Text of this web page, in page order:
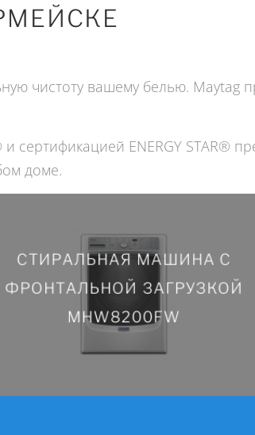
чистоту вашему белью. Maytag
сертификацией ENERGY STAR®
доме.
СТИРАЛЬНАЯ МАШИНА С
ФРОНТАЛЬНОЙ ЗАГРУЗКОЙ
MHW8200FW
СТИРАЛЬНАЯ МАШИНА С
MHW8200FW